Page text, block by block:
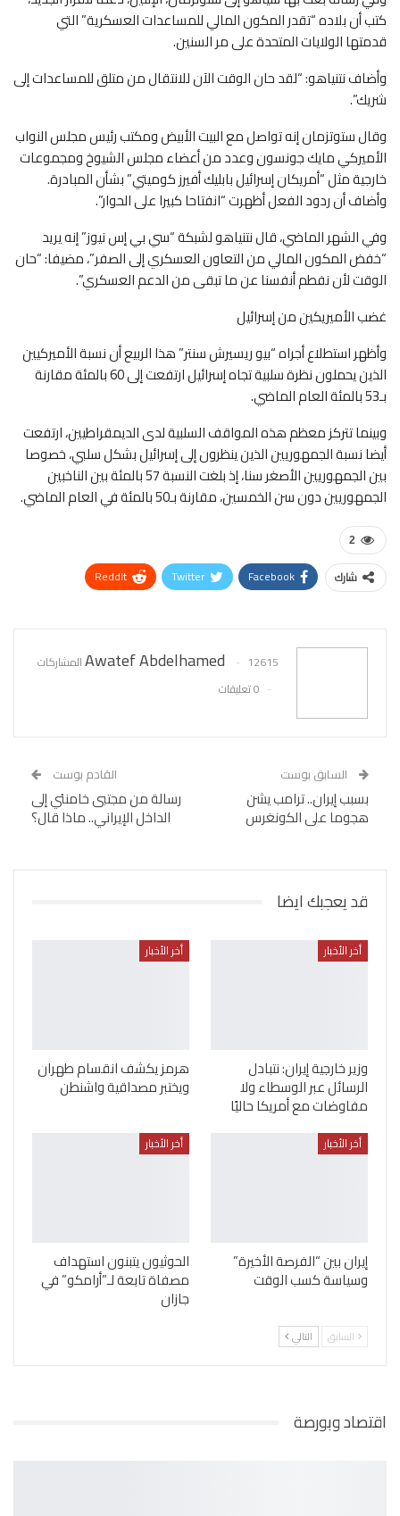
كتب أن بلاده “تقدر المكون المالي للمساعدات العسكرية” التي
قدمتها الولايات المتحدة على مر السنين.
وأضاف نتنياهو: “لقد حان الوقت الآن للانتقال من متلق للمساعدات إلى
شريك”.
وقال ستوتزمان إنه تواصل مع البيت الأبيض ومكتب رئيس مجلس النواب
الأميركي مايك جونسون وعدد من أعضاء مجلس الشيوخ ومجموعات
خارجية مثل “أمريكان إسرائيل بابليك أفيرز كوميتي” بشأن المبادرة.
وأضاف أن ردود الفعل أظهرت “انفتاحا كبيرا على الحوار”.
وفي الشهر الماضي، قال نتنياهو لشبكة “سي بي إس نيوز” إنه يريد
“خفض المكون المالي من التعاون العسكري إلى الصفر”، مضيفا: “حان
الوقت لأن نفطم أنفسنا عن ما تبقى من الدعم العسكري”.
غضب الأميريكين من إسرائيل
وأظهر استطلاع أجراه “بيو ريسيرش سنتر” هذا الربيع أن نسبة الأميركيين
الذين يحملون نظرة سلبية تجاه إسرائيل ارتفعت إلى 60 بالمئة مقارنة
بـ53 بالمئة العام الماضي.
وبينما تتركز معظم هذه المواقف السلبية لدى الديمقراطيين، ارتفعت
أيضا نسبة الجمهوريين الذين ينظرون إلى إسرائيل بشكل سلبي، خصوصا
بين الجمهوريين الأصغر سنا، إذ بلغت النسبة 57 بالمئة بين الناخبين
الجمهوريين دون سن الخمسين، مقارنة بـ50 بالمئة في العام الماضي.
2
شارك Facebook
Twitter
ReddIt
Awatef Abdelhamed
12615 المشاركات
0 تعليقات
السابق بوست
بسبب إيران.. ترامب يشن
هجوما على الكونغرس
القادم بوست
رسالة من مجتبى خامنئي إلى
الداخل الإيراني.. ماذا قال؟
قد يعجبك ايضا
أخر الأخبار
وزير خارجية إيران: نتبادل
الرسائل عبر الوسطاء ولا
مفاوضات مع أمريكا حاليًا
أخر الأخبار
هرمز يكشف انقسام طهران
ويختبر مصداقية واشنطن
أخر الأخبار
إيران بين “الفرصة الأخيرة”
وسياسة كسب الوقت
أخر الأخبار
الحوثيون يتبنون استهداف
مصفاة تابعة لـ”أرامكو” في
جازان
السابق التالي
اقتصاد وبورصة